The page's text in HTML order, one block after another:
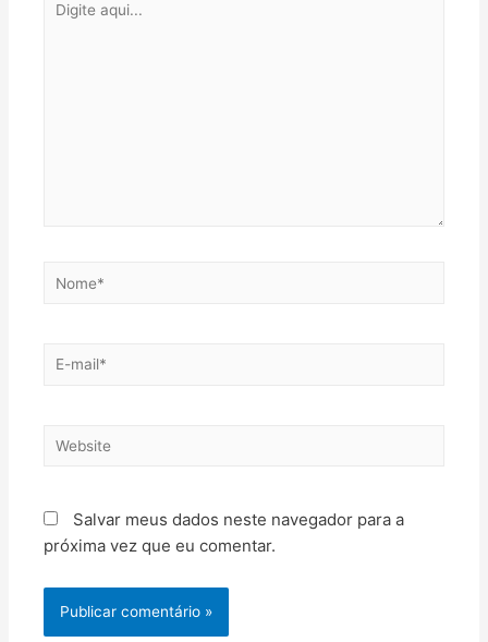
Salvar meus dados neste navegador para a
próxima vez que eu comentar.